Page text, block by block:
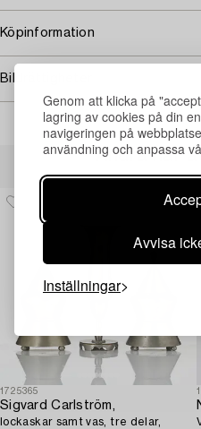
Genom att klicka på
lagring av cookies på din
navigeringen på
användning och anpassa
Avvisa
Inställningar
Köpinformation
Bildrättigheter
Andra har
1725365
Sigvard Carlström,
lockaskar samt vas, tre delar,